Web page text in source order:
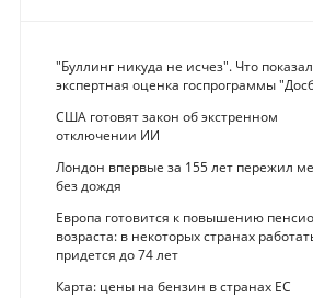
"Буллинг никуда не исчез". Что
экспертная оценка госпрограммы
США готовят закон об экстренном
отключении ИИ
Лондон впервые за 155 лет пережил
без дождя
Европа готовится к повышению
возраста: в некоторых странах
придется до 74 лет
Карта: цены на бензин в странах ЕС